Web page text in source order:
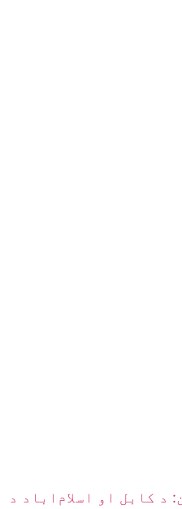
د کابل او اسلام‌اباد د